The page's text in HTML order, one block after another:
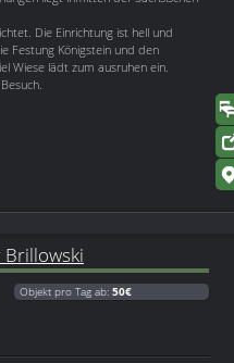
Die Einrichtung ist hell und
Festung Königstein und den
Wiese lädt zum ausruhen ein.
Objekt pro Tag ab: 50€